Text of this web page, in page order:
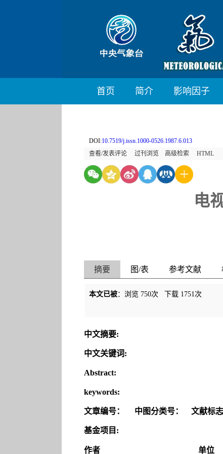
首页 简介 影响因子
DOI:10.7519/j.issn.1000-0526.1987.6.013
查看/发表评论
过刊浏览 高级检索 HTML
电
摘要 图/表 参考文献
本文已被：浏览 750次 下载 1751次
中文摘要:
中文关键词:
Abstract:
keywords:
文章编号： 中图分类号： 文献标志
基金项目:
作者 单位